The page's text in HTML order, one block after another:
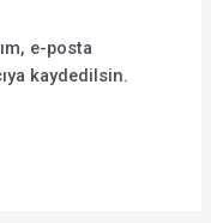
e-posta
kaydedilsin.